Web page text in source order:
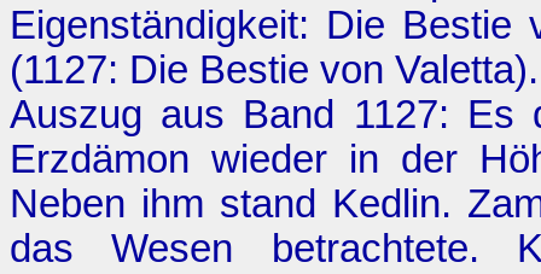
Eigenständigkeit: Die Bestie
(1127: Die Bestie von Valetta).
Auszug aus Band 1127: Es
Erzdämon wieder in der
Neben ihm stand Kedlin.
das Wesen betrachtete.